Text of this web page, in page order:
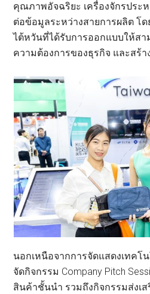
คุณภาพอัจฉริยะ เครื่องจักรประ
ต่อข้อมูลระหว่างสายการผลิต โ
ไต้หวันที่ได้รับการออกแบบให้สา
ความต้องการของธุรกิจ และสร้
นอกเหนือจากการจัดแสดงเทคโน
จัดกิจกรรม Company Pitch
สินค้าชั้นนำ รวมถึงกิจกรรมส่งเส